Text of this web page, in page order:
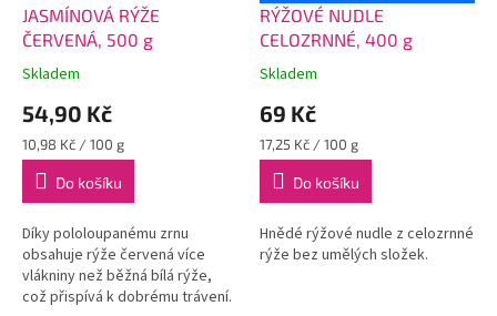
JASMÍNOVÁ RÝŽE
ČERVENÁ, 500 g
Skladem
54,90 Kč
Měrná
cena:
10,98 Kč / 100 g
Do košíku
Díky pololoupanému zrnu
obsahuje rýže červená více
vlákniny než běžná bílá rýže,
což přispívá k dobrému trávení.
RÝŽOVÉ NUDLE
CELOZRNNÉ, 400 g
Skladem
69 Kč
Měrná
cena:
17,25 Kč / 100 g
Do košíku
Hnědé rýžové nudle z celozrnné
rýže bez umělých složek.